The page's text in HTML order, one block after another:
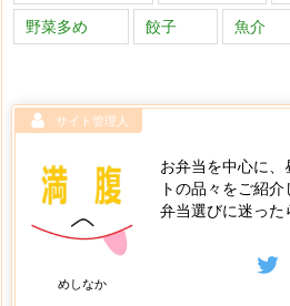
野菜多め
餃子 魚介
サイト管理人
めしなか
お弁当を中心に
トの品々をご紹介
弁当選びに迷った